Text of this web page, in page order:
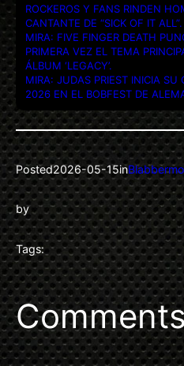
ROCKEROS Y FANS RINDEN
CANTANTE DE “SICK OF IT ALL”.
MIRA: FIVE FINGER DEATH
PRIMERA VEZ EL TEMA
ÁLBUM ‘LEGACY’.
MIRA: JUDAS PRIEST INICIA SU
2026 EN EL BOBFEST DE
Posted2026-05-15in
by
Tags: